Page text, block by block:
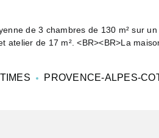
de 3 chambres de 130 m² sur
atelier de 17 m². <BR><BR>La
PROVENCE-ALPES-